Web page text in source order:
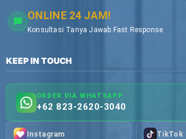
ONLINE 24 JAM!
Konsultasi Tanya Jawab Fast Response
KEEP IN TOUCH
ORDER VIA WHATSAPP
+62 823-2620-3040
Instagram TikTok